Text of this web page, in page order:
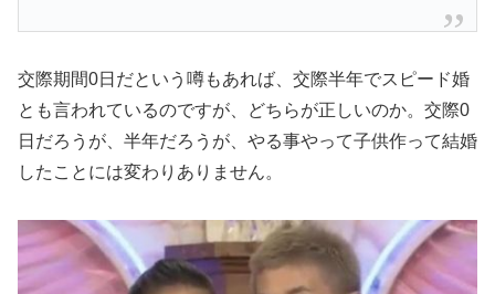
交際期間0日だという噂もあれば、交際半年でスピード婚
とも言われているのですが、どちらが正しいのか。交際0
日だろうが、半年だろうが、やる事やって子供作って結婚
したことには変わりありません。